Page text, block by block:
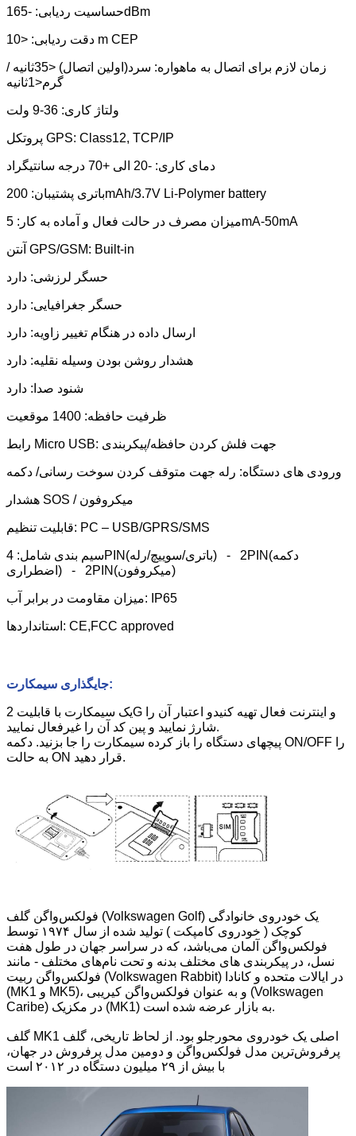
حساسیت ردیابی: -165dBm
دقت ردیابی: <10 m CEP
زمان لازم برای اتصال به ماهواره: سرد(اولین اتصال) <35ثانیه /
گرم<1ثانیه
ولتاژ کاری: 36-9 ولت
پروتکل GPS: Class12, TCP/IP
دمای کاری: -20 الی +70 درجه سانتیگراد
باتری پشتیبان: 200mAh/3.7V Li-Polymer battery
میزان مصرف در حالت فعال و آماده به کار: 5mA-50mA
آنتن GPS/GSM: Built-in
حسگر لرزشی: دارد
حسگر جغرافیایی: دارد
ارسال داده در هنگام تغییر زاویه: دارد
هشدار روشن بودن وسیله نقلیه: دارد
شنود صدا: دارد
ظرفیت حافظه: 1400 موقعیت
رابط Micro USB: جهت فلش کردن حافظه/پیکربندی
ورودی های دستگاه: رله جهت متوقف کردن سوخت رسانی/ دکمه
هشدار SOS / میکروفون
قابلیت تنظیم: PC – USB/GPRS/SMS
سیم بندی شامل: 4PIN(باتری/سوییچ/رله) - 2PIN(دکمه
اضطراری) - 2PIN(میکروفون)
میزان مقاومت در برابر آب: IP65
استانداردها: CE,FCC approved
جایگذاری سیمکارت:
یک سیمکارت با قابلیت 2G و اینترنت فعال تهیه کنیدو اعتبار آن را
شارژ نمایید و پین کد آن را غیرفعال نمایید.
پیچهای دستگاه را باز کرده سیمکارت را جا بزنید. دکمه ON/OFF را
به حالت ON قرار دهید.
فولکس‌واگن گلف (Volkswagen Golf) یک خودروی خانوادگی
کوچک ( خودروی کامپکت ) تولید شده از سال ۱۹۷۴ توسط
فولکس‌واگن آلمان می‌باشد، که در سراسر جهان در طول هفت
نسل، در پیکربندی های مختلف بدنه و تحت نام‌های مختلف - مانند
فولکس‌واگن ربیت (Volkswagen Rabbit) در ایالات متحده و کانادا
(MK1 و MK5)، و به عنوان فولکس‌واگن کیریبی (Volkswagen
Caribe) در مکزیک (MK1) به بازار عرضه شده است.
گلف MK1 اصلی یک خودروی محورجلو بود. از لحاظ تاریخی، گلف
پرفروش‌ترین مدل فولکس‌واگن و دومین مدل پرفروش در جهان،
با بیش از ۲۹ میلیون دستگاه در ۲۰۱۲ است